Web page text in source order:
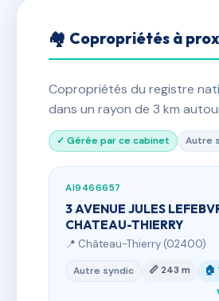
🏘 Copropriétés à
Copropriétés du registre
dans un rayon de 3 km
✓ Gérée par ce cabinet Autre
AI9466657
3 AVENUE JULES
CHATEAU-THIERRY
📍 Château-Thierry (02400)
Autre syndic 📏 243 m 🏠